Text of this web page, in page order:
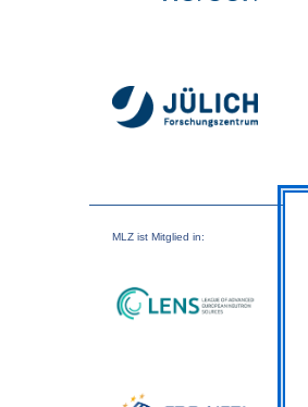
MLZ ist Mitglied in: